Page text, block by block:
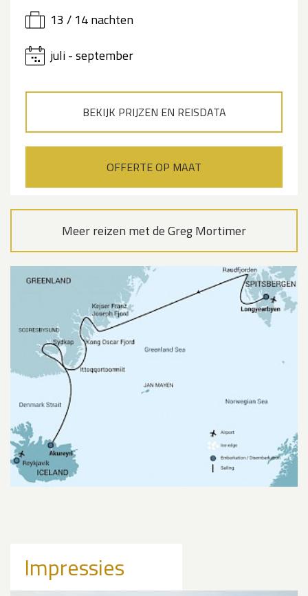
13 / 14 nachten
juli - september
BEKIJK PRIJZEN EN REISDATA
OFFERTE OP MAAT
Meer reizen met de Greg Mortimer
Impressies